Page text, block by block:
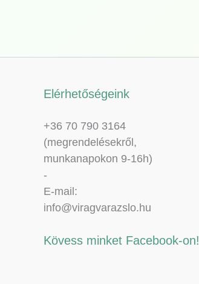
Elérhetőségeink
+36 70 790 3164
(megrendelésekről,
munkanapokon 9-16h)
-
E-mail:
info@viragvarazslo.hu
Kövess minket Facebook-on!